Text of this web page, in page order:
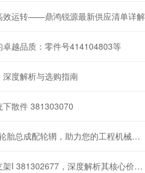
效运转——鼎鸿锐源最新供应清单详解
越品质：零件号414104803等
度解析与选购指南
下散件 381303070
徐州鼎鸿锐源：381303294 前轮轮胎总成配轮辋，助力您的工程机械如虎添翼
鼎鸿锐源：揭秘徐工机械消音器支架I 381302677，深度解析其核心价值与应用